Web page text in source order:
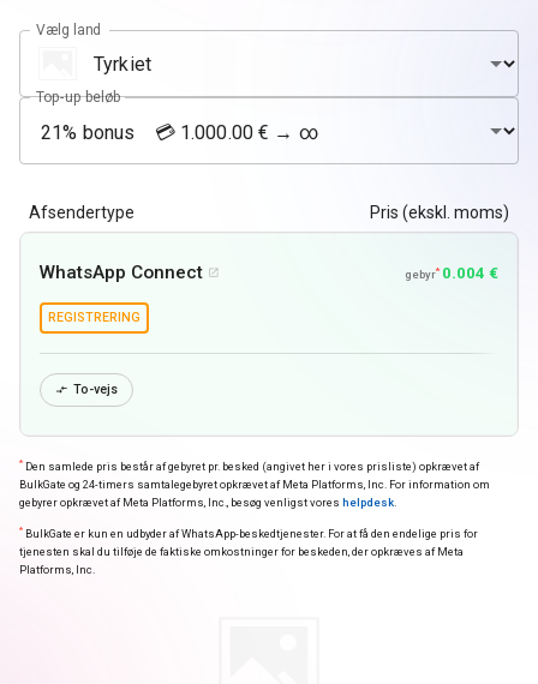
Vælg land
Top-up beløb
Afsendertype Pris (ekskl. moms)
WhatsApp Connect  gebyr* 0.004 €
REGISTRERING
 To-vejs
* Den samlede pris består af gebyret pr. besked (angivet her i vores prisliste) opkrævet af
BulkGate og 24-timers samtalegebyret opkrævet af Meta Platforms, Inc. For information om
gebyrer opkrævet af Meta Platforms, Inc., besøg venligst vores helpdesk.
* BulkGate er kun en udbyder af WhatsApp-beskedtjenester. For at få den endelige pris for
tjenesten skal du tilføje de faktiske omkostninger for beskeden, der opkræves af Meta
Platforms, Inc.